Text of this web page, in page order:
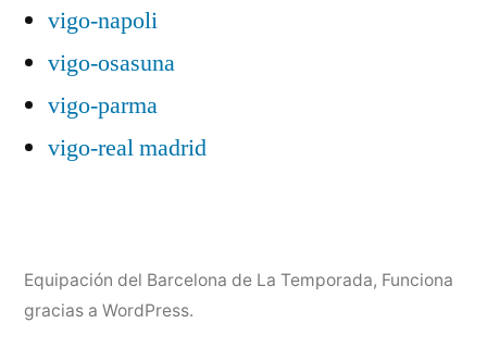
vigo-napoli
vigo-osasuna
vigo-parma
vigo-real madrid
Equipación del Barcelona de La Temporada, Funciona
gracias a WordPress.